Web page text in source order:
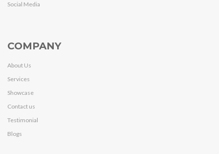
Social Media
COMPANY
About Us
Services
Showcase
Contact us
Testimonial
Blogs